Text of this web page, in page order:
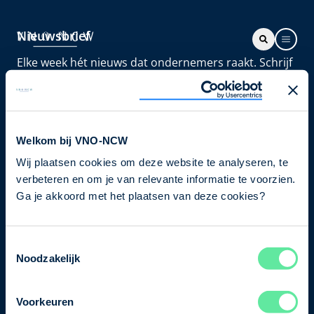
Welkom bij VNO-NCW
Wij plaatsen cookies om deze website te analyseren, te
verbeteren en om je van relevante informatie te voorzien.
Ga je akkoord met het plaatsen van deze cookies?
Noodzakelijk
Voorkeuren
Nieuwsbrief
Elke week hét nieuws dat ondernemers raakt. Schrijf
je nu in voor de VNO-NCW nieuwsbrief.
Schrijf je in
Direct naar
Ons verhaal
Bezuidenhoutseweg 12
T+31 70 349 03 49